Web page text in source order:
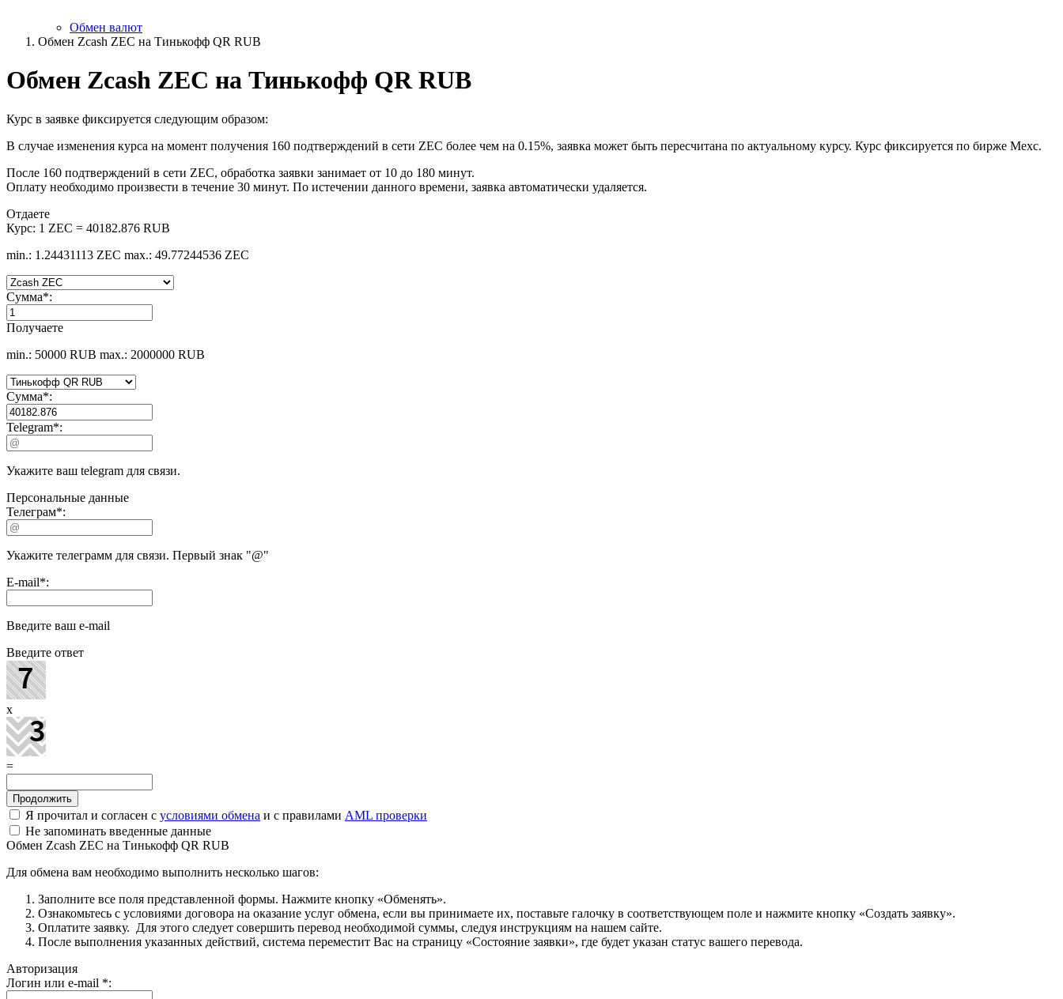
Обмен валют
Обмен Zcash ZEC на Тинькофф QR RUB
Обмен Zcash ZEC на Тинькофф QR RUB
Курс в заявке фиксируется следующим образом:
В случае изменения курса на момент получения 160 подтверждений в сети ZEC более чем на 0.15%, заявка может быть пересчитана по актуальному курсу. Курс фиксируется по бирже Mexc.
После 160 подтверждений в сети ZEC, обработка заявки занимает от 10 до 180 минут.
Оплату необходимо произвести в течение 30 минут. По истечении данного времени, заявка автоматически удаляется.
Отдаете
Курс: 1 ZEC = 40182.876 RUB
min.: 1.24431113 ZEC max.: 49.77244536 ZEC
Сумма*:
Получаете
min.: 50000 RUB max.: 2000000 RUB
Сумма*:
Telegram*:
Укажите ваш telegram для связи.
Персональные данные
Телеграм*:
Укажите телеграмм для связи. Первый знак "@"
E-mail*:
Введите ваш e-mail
Введите ответ
x
=
Я прочитал и согласен с условиями обмена и с правилами AML проверки
Не запоминать введенные данные
Обмен Zcash ZEC на Тинькофф QR RUB
Для обмена вам необходимо выполнить несколько шагов:
Заполните все поля представленной формы. Нажмите кнопку «Обменять».
Ознакомьтесь с условиями договора на оказание услуг обмена, если вы принимаете их, поставьте галочку в соответствующем поле и нажмите кнопку «Создать заявку».
Оплатите заявку. Для этого следует совершить перевод необходимой суммы, следуя инструкциям на нашем сайте.
После выполнения указанных действий, система переместит Вас на страницу «Состояние заявки», где будет указан статус вашего перевода.
Авторизация
Логин или e-mail *: